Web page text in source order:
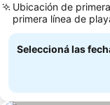
Ubicación de
primera línea de
Seleccioná las